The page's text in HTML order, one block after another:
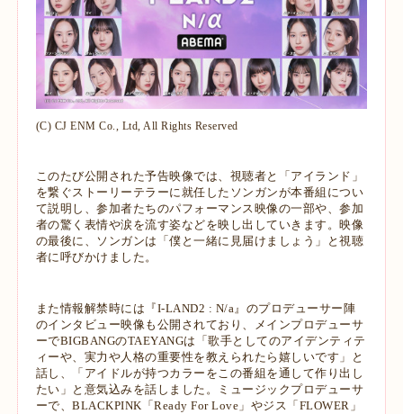
(C) CJ ENM Co., Ltd, All Rights Reserved
このたび公開された予告映像では、視聴者と「アイランド」
を繋ぐストーリーテラーに就任したソンガンが本番組につい
て説明し、参加者たちのパフォーマンス映像の一部や、参加
者の驚く表情や涙を流す姿などを映し出していきます。映像
の最後に、ソンガンは「僕と一緒に見届けましょう」と視聴
者に呼びかけました。
また情報解禁時には『I-LAND2 : N/a』のプロデューサー陣
のインタビュー映像も公開されており、メインプロデューサ
ーでBIGBANGのTAEYANGは「歌手としてのアイデンティテ
ィーや、実力や人格の重要性を教えられたら嬉しいです」と
話し、「アイドルが持つカラーをこの番組を通して作り出し
たい」と意気込みを話しました。ミュージックプロデューサ
ーで、BLACKPINK「Ready For Love」やジス「FLOWER」